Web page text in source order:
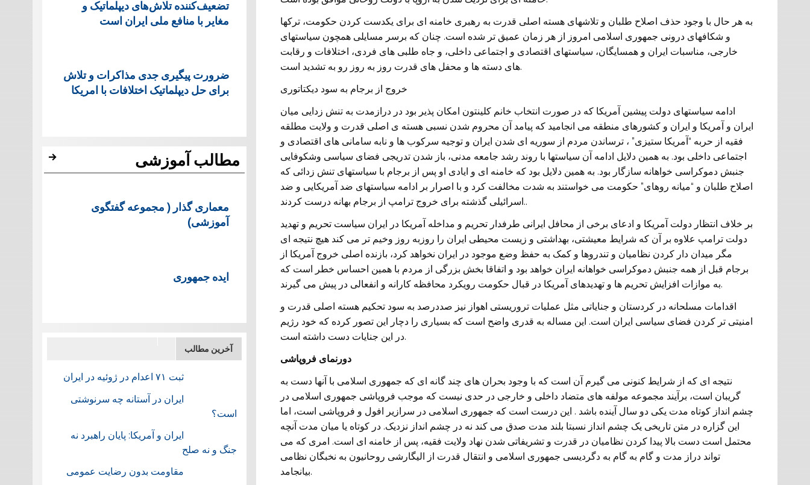
به هر حال با وجود حذف اصلاح طلبان و تلاشهای هسته اصلی قدرت به رهبری خامنه ای برای یکدست کردن حکومت، ترکها
و شکافهای درونی جمهوری اسلامی امروز از هر زمان عمیق تر شده است. چنان که برسر مسایلی همچون سیاستهای
خارجی، مناسبات ایران و همسایگان، سیاستهای اقتصادی و اجتماعی داخلی، و جاه طلبی های فردی، اختلافات و رقابت
های دسته ها و محفل های قدرت روز به روز رو به تشدید است.
خروج از برجام به سود دیکتاتوری
ادامه سیاستهای دولت پیشین آمریکا که در صورت انتخاب خانم کلینتون امکان پذیر بود در درازمدت به تنش زدایی میان
ایران و آمریکا و ایران و کشورهای منطقه می انجامید که پیامد آن محروم شدن نسبی هسته ی اصلی قدرت و ولایت مطلقه
فقیه از حربه “آمریکا ستیزی” ، ترساندن مردم از سوریه ای شدن ایران و توجیه سرکوب ها و نابه سامانی های اقتصادی و
اجتماعی داخلی بود. به همین دلایل ادامه آن سیاستها با روند رشد جامعه مدنی، باز شدن تدریجی فضای سیاسی وشکوفایی
جنبش دموکراسی خواهانه سازگار بود. به همین دلایل بود که خامنه ای و ایادی او پس از برجام با سیاستهای تنش زدائی که
اصلاح طلبان و “میانه روهای” حکومت می خواستند به شدت مخالفت کرد و با اصرار بر ادامه سیاستهای ضد آمریکایی و ضد
اسرائیلی گذشته برای خروج ترامپ از برجام بهانه درست کردند..
بر خلاف انتظار دولت آمریکا و ادعای برخی از محافل ایرانی طرفدار تحریم و مداخله آمریکا در ایران سیاست تحریم و تهدید
دولت ترامپ علاوه بر آن که شرایط معیشتی، بهداشتی و زیست محیطی ایران را روزبه روز وخیم تر می کند هیچ نتیجه ای
مگر میدان دار کردن نظامیان و تندروها و کمک به حفظ وضع موجود در ایران نخواهد کرد، بازنده اصلی خروج آمریکا از
برجام قبل از همه جنبش دموکراسی خواهانه ایران خواهد بود و اتفاقا بخش بزرگی از مردم با همین احساس خطر است که
به موازات افزایش تحریم ها و تهدیدهای آمریکا در قبال حکومت رویکرد محافظه کارانه و انفعالی در پیش می گیرند.
اقدامات مسلحانه در کردستان و جنایاتی مثل عملیات تروریستی اهواز نیز صددرصد به سود تحکیم هسته اصلی قدرت و
امنیتی تر کردن فضای سیاسی ایران است. این مساله به قدری واضح است که بسیاری را دچار این تصور کرده که خود رژیم
در این جنایات دست داشته است.
دورنمای فروپاشی
نتیجه ای که از شرایط کنونی می گیرم آن است که با وجود بحران های چند گانه ای که جمهوری اسلامی با آنها دست به
گریبان است، برآیند مجموعه مولفه های متضاد داخلی و خارجی در حدی نیست که موجب فروپاشی جمهوری اسلامی در
چشم انداز کوتاه مدت یکی دو سال آینده باشد . این درست است که جمهوری اسلامی در سرازیر افول و فروپاشی است، اما
این گزاره در متن تاریخی یک چشم انداز نسبتا بلند مدت صدق می کند نه در چشم انداز نزدیک. در کوتاه یا میان مدت آنچه
محتمل است دست بالا پیدا کردن نظامیان در قدرت و تشریفاتی شدن نهاد ولایت فقیه، پس از خامنه ای است. امری که می
تواند دراز مدت و گام به گام به دگردیسی جمهوری اسلامی و انتقال قدرت از الیگارشی روحانیون به نخبگان نظامی
بیانجامد.
تضعیف‌کننده تلاش‌های دیپلماتیک و
مغایر با منافع ملی ایران است
ضرورت پیگیری جدی مذاکرات و تلاش
برای حل دیپلماتیک اختلافات با امریکا
مطالب آموزشی
معماری گذار ( مجموعه گفتگوی
آموزشی)
ایده جمهوری
آخرین مطالب
ثبت ۷۱ اعدام در ژوئيه در ایران
ایران در آستانه چه سرنوشتی
است؟
ایران و آمریکا: پایان راهبرد نه
جنگ و نه صلح
مقاومت بدون رضایت عمومی